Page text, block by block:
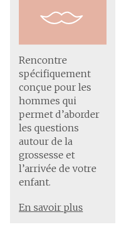
Rencontre
spécifiquement
conçue pour les
hommes qui
permet d’aborder
les questions
autour de la
grossesse et
l’arrivée de votre
enfant.
En savoir plus